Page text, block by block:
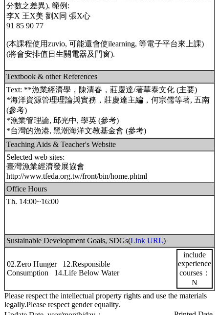
分數之差異), 範例:
李X 王X美 劉X同 張X心
91 85 90 77
(本課程使用zuvio, 可能還會使ilearning, 等電子平台來上課)
(將會安排值日生關電器及門窗).
Textbook & other References
Text: **漁業經濟學，陳清春，莊慶達/著華泰文化 (主要)
*海洋資源管理理論與實務，莊慶達主編，何宗儒等著, 五南
(參考)
*漁業管理論, 邱光中, 學英 (參考)
*台灣的漁港, 黑潮海洋文教基金會 (參考)
Teaching Aids & Teacher's Website
Selected web sites:
臺灣漁業經濟發展協會
http://www.tfeda.org.tw/front/bin/home.phtml
Office Hours
Th. 14:00~16:00
Sustainable Development Goals, SDGs(Link URL)
02.Zero Hunger 12.Responsible
Consumption 14.Life Below Water
include
experience
courses：
N
Please respect the intellectual property rights and use the materials
legally.Please respect gender equality.